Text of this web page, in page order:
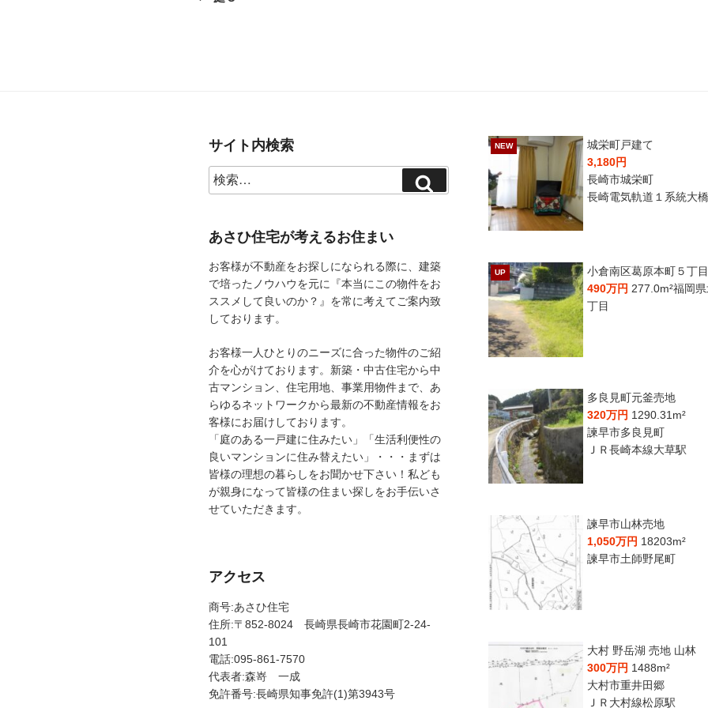
シ
ョ
ン
サイト内検索
あさひ住宅が考えるお住まい
お客様が不動産をお探しになられる際に、建築
で培ったノウハウを元に『本当にこの物件をお
ススメして良いのか？』を常に考えてご案内致
しております。
お客様一人ひとりのニーズに合った物件のご紹
介を心がけております。新築・中古住宅から中
古マンション、住宅用地、事業用物件まで、あ
らゆるネットワークから最新の不動産情報をお
客様にお届けしております。
「庭のある一戸建に住みたい」「生活利便性の
良いマンションに住み替えたい」・・・まずは
皆様の理想の暮らしをお聞かせ下さい！私ども
が親身になって皆様の住まい探しをお手伝いさ
せていただきます。
アクセス
商号:あさひ住宅
住所:〒852-8024 長崎県長崎市花園町2-24-
101
電話:095-861-7570
代表者:森嵜 一成
免許番号:長崎県知事免許(1)第3943号
NEW
城栄町戸建て
3,180円
長崎市城栄町
長崎電気軌道１系統大
UP
小倉南区葛原本町５丁
490万円 277.0m²福岡
丁目
多良見町元釜売地
320万円 1290.31m²
諫早市多良見町
ＪＲ長崎本線大草駅
諫早市山林売地
1,050万円 18203m²
諫早市土師野尾町
大村 野岳湖 売地 山林
300万円 1488m²
大村市重井田郷
ＪＲ大村線松原駅